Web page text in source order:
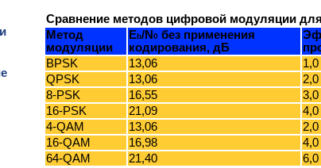
Сравнение методов цифровой модуляции
Метод
модуляции
Eb/N 0без применения
кодирования, дБ
BPSK
13,06
1,0
QPSK
13,06
2,0
8-PSK
16,55
3,0
16-PSK
21,09
4,0
4-QAM
13,06
2,0
16-QAM
16,98
4,0
64-QAM
21,40 6,0